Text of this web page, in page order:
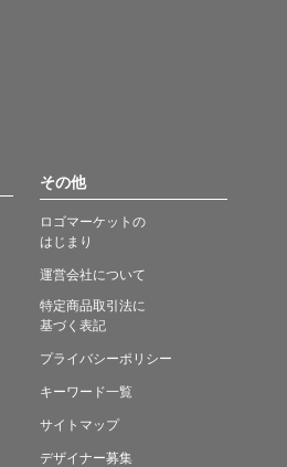
その他
ロゴマーケットの
はじまり
運営会社について
特定商品取引法に
基づく表記
プライバシーポリシー
キーワード一覧
サイトマップ
デザイナー募集